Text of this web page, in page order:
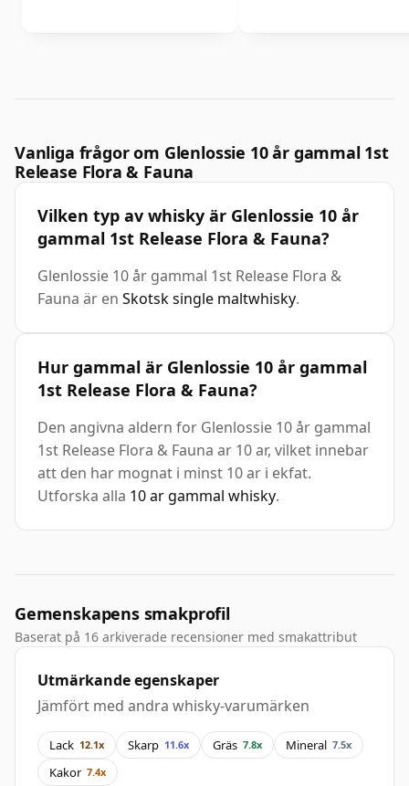
Vanliga frågor om Glenlossie 10 år gammal 1st
Release Flora & Fauna
Vilken typ av whisky är Glenlossie 10 år
gammal 1st Release Flora & Fauna?
Glenlossie 10 år gammal 1st Release Flora &
Fauna är en Skotsk single maltwhisky.
Hur gammal är Glenlossie 10 år gammal
1st Release Flora & Fauna?
Den angivna aldern for Glenlossie 10 år gammal
1st Release Flora & Fauna ar 10 ar, vilket innebar
att den har mognat i minst 10 ar i ekfat.
Utforska alla 10 ar gammal whisky.
Gemenskapens smakprofil
Baserat på 16 arkiverade recensioner med smakattribut
Utmärkande egenskaper
Jämfört med andra whisky-varumärken
Lack 12.1x Skarp 11.6x Gräs 7.8x Mineral 7.5x
Kakor 7.4x